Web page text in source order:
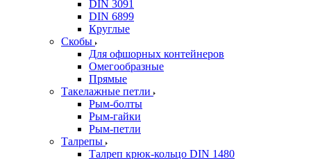
DIN 3091
DIN 6899
Круглые
Скобы
Для офшорных контейнеров
Омегообразные
Прямые
Такелажные петли
Рым-болты
Рым-гайки
Рым-петли
Талрепы
Талреп крюк-кольцо DIN 1480